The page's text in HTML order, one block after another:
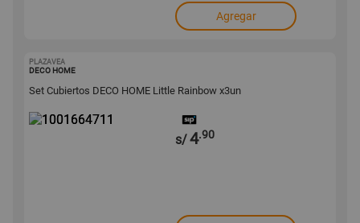
Agregar
PLAZAVEA
DECO HOME
Set Cubiertos DECO HOME Little Rainbow x3un
s/4.90